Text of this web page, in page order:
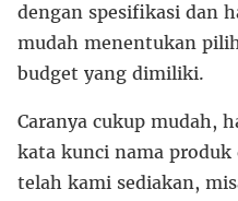
dengan spesifikasi dan
mudah menentukan
budget yang dimiliki.
Caranya cukup mudah,
kata kunci nama
telah kami sediakan,